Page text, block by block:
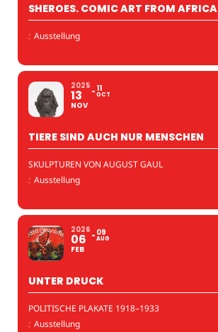
SHEROES. COMIC ART FROM AFRICA
: Ausstellung
2025
13
NOV
11
OCT
TIERE SIND AUCH NUR MENSCHEN
SKULPTUREN VON AUGUST GAUL
: Ausstellung
2026
06
FEB
09
AUG
UNTER DRUCK
POLITISCHE PLAKATE 1918–1933
: Ausstellung